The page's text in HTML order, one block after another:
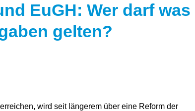
EuGH: Wer darf was
gelten?
wird seit längerem über eine Reform der